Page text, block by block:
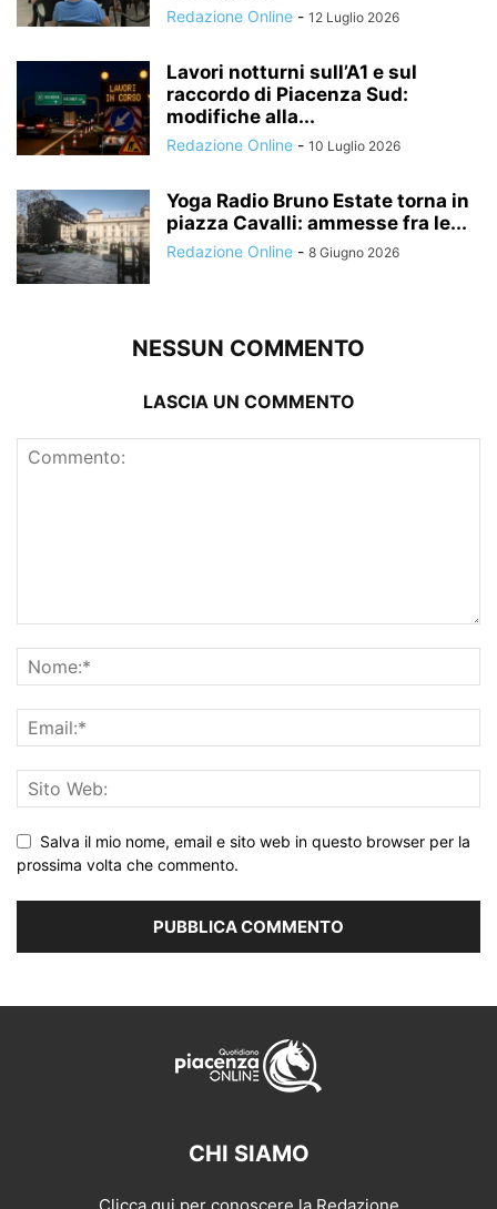
Redazione Online - 12 Luglio 2026
Lavori notturni sull’A1 e sul
raccordo di Piacenza Sud:
modifiche alla...
Redazione Online - 10 Luglio 2026
Yoga Radio Bruno Estate torna in
piazza Cavalli: ammesse fra le...
Redazione Online - 8 Giugno 2026
NESSUN COMMENTO
LASCIA UN COMMENTO
Salva il mio nome, email e sito web in questo browser per la
prossima volta che commento.
CHI SIAMO